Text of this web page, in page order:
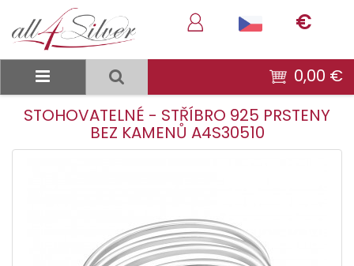
€
0,00 €
STOHOVATELNÉ - STŘÍBRO 925 PRSTENY
BEZ KAMENŮ A4S30510